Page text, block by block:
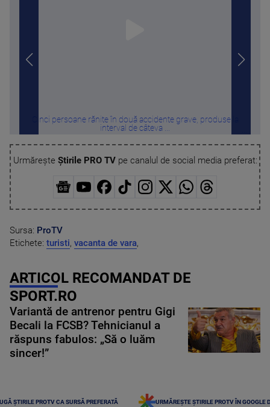
Cinci persoane rănite în două accidente grave, produse la
interval de câteva ...
Urmărește Știrile PRO TVpe canalul de social media preferat:
Sursa: ProTV
Etichete: turisti, vacanta de vara,
ARTICOL RECOMANDAT DE
SPORT.RO
Variantă de antrenor pentru Gigi
Becali la FCSB? Tehnicianul a
răspuns fabulos: „Să o luăm
sincer!”
ȘTIRILE PROTV CA SURSĂ PREFERATĂ URMĂREȘTE ȘTIRILE PROTV ÎN GOOGLE